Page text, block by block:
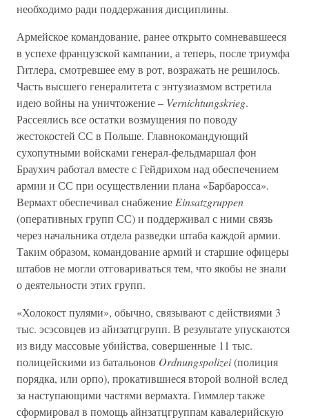
необходимо ради поддержания дисциплины.
Армейское командование, ранее открыто сомневавшееся
в успехе французской кампании, а теперь, после триумфа
Гитлера, смотревшее ему в рот, возражать не решилось.
Часть высшего генералитета с энтузиазмом встретила
идею войны на уничтожение – Vernichtungskrieg.
Рассеялись все остатки возмущения по поводу
жестокостей СС в Польше. Главнокомандующий
сухопутными войсками генерал-фельдмаршал фон
Браухич работал вместе с Гейдрихом над обеспечением
армии и СС при осуществлении плана «Барбаросса».
Вермахт обеспечивал снабжение Einsatzgruppen
(оперативных групп СС) и поддерживал с ними связь
через начальника отдела разведки штаба каждой армии.
Таким образом, командование армий и старшие офицеры
штабов не могли отговариваться тем, что якобы не знали
о деятельности этих групп.
«Холокост пулями», обычно, связывают с действиями 3
тыс. эсэсовцев из айнзатцгрупп. В результате упускаются
из виду массовые убийства, совершенные 11 тыс.
полицейскими из батальонов Ordnungspolizei(полиция
порядка, или орпо), прокатившиеся второй волной вслед
за наступающими частями вермахта. Гиммлер также
сформировал в помощь айнзатцгруппам кавалерийскую